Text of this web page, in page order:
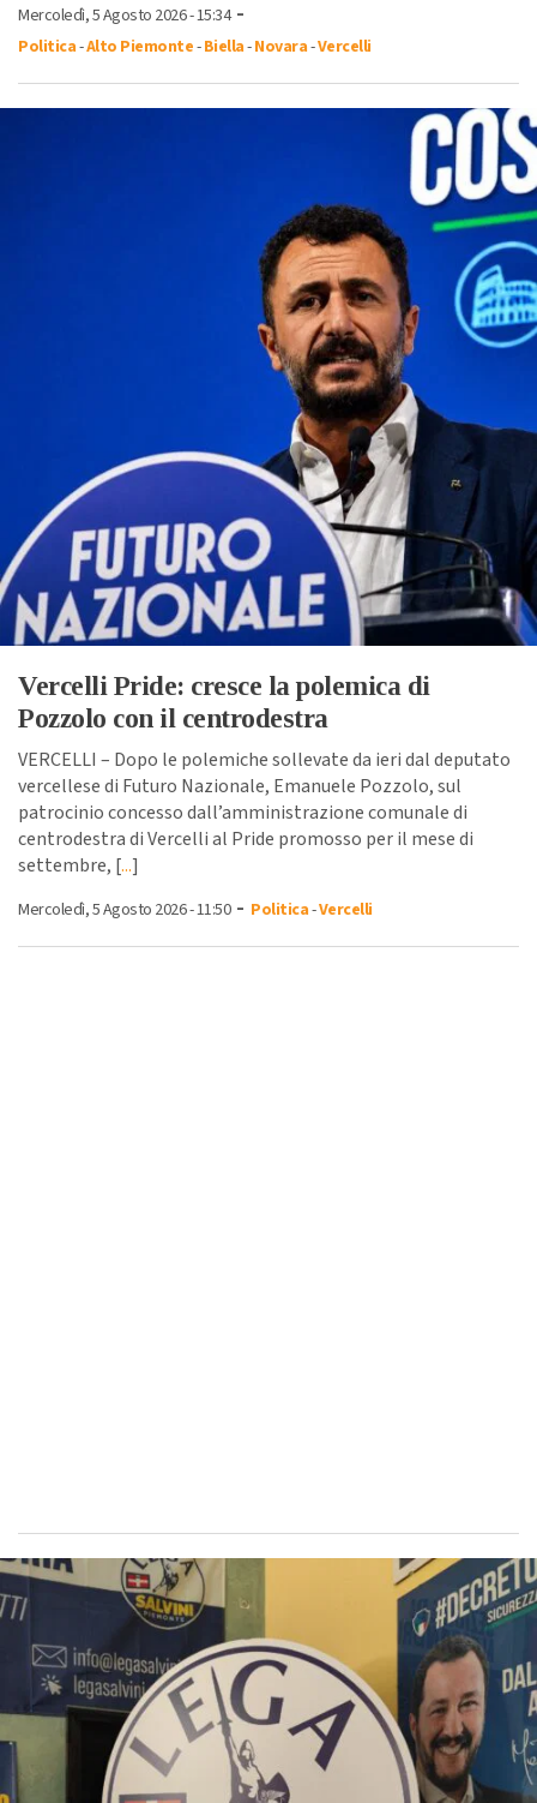
Mercoledì, 5 Agosto 2026 - 15:34-
Politica-Alto Piemonte-Biella-Novara-Vercelli
Vercelli Pride: cresce la polemica di
Pozzolo con il centrodestra
VERCELLI – Dopo le polemiche sollevate da ieri dal deputato
vercellese di Futuro Nazionale, Emanuele Pozzolo, sul
patrocinio concesso dall’amministrazione comunale di
centrodestra di Vercelli al Pride promosso per il mese di
settembre, [...]
Mercoledì, 5 Agosto 2026 - 11:50- Politica-Vercelli